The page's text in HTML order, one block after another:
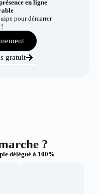
en ligne
pour démarrer
gratuit
?
délégué à 100%